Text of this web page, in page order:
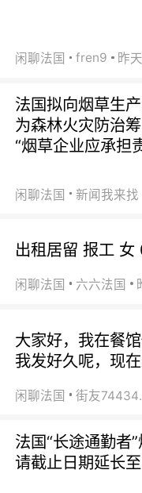
闲聊法国 fren9 昨
法国拟向烟草生产
为森林火灾防治
“烟草企业应承担
闲聊法国 新闻我来找
出租居留 报工
闲聊法国 六六法国
大家好，我在餐
我发好久呢，现
闲聊法国 街
法国“长途通勤者
请截止日期延长